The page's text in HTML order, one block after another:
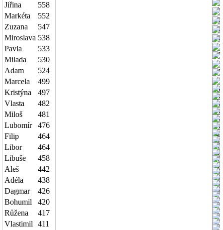
Jiřina
558
Markéta
552
Zuzana
547
Miroslava 538
Pavla
533
Milada
530
Adam
524
Marcela
499
Kristýna
497
Vlasta
482
Miloš
481
Lubomír
476
Filip
464
Libor
464
Libuše
458
Aleš
442
Adéla
438
Dagmar
426
Bohumil
420
Růžena
417
Vlastimil
411